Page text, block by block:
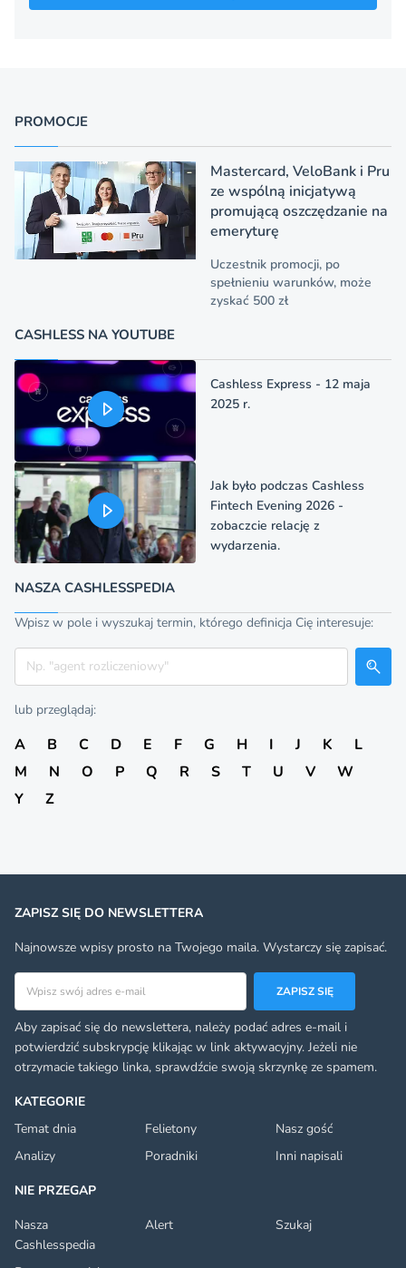
PROMOCJE
Mastercard, VeloBank i Pru
ze wspólną inicjatywą
promującą oszczędzanie na
emeryturę
Uczestnik promocji, po
spełnieniu warunków, może
zyskać 500 zł
CASHLESS NA YOUTUBE
Cashless Express - 12 maja
2025 r.
Jak było podczas Cashless
Fintech Evening 2026 -
zobaczcie relację z
wydarzenia.
NASZA CASHLESSPEDIA
Wpisz w pole i wyszukaj termin, którego definicja Cię interesuje:
Szukaj
lub przeglądaj:
A B C D E F G H I J K
L
M
N O P Q R S T U V
W
Y
Z
KATEGORIE
Temat dnia
Felietony
Nasz gość
Analizy
Poradniki
Inni napisali
NIE PRZEGAP
Nasza
Cashlesspedia
Alert Szukaj
ZAPISZ SIĘ DO NEWSLETTERA
Najnowsze wpisy prosto na Twojego maila. Wystarczy się zapisać.
Adres email
ZAPISZ SIĘ
Aby zapisać się do newslettera, należy podać adres e-mail i
potwierdzić subskrypcję klikając w link aktywacyjny. Jeżeli nie
otrzymacie takiego linka, sprawdźcie swoją skrzynkę ze spamem.